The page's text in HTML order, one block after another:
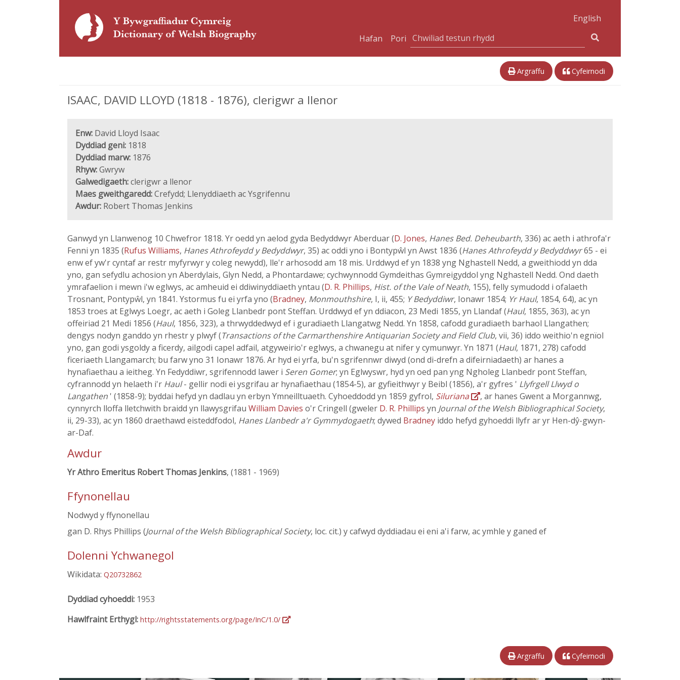
English
Hafan
Pori
Argraffu Cyfeirnodi
ISAAC, DAVID LLOYD (1818 - 1876), clerigwr a llenor
Enw: David Lloyd Isaac
Dyddiad geni: 1818
Dyddiad marw: 1876
Rhyw:Gwryw
Galwedigaeth:clerigwr a llenor
Maes gweithgaredd:Crefydd; Llenyddiaeth ac Ysgrifennu
Awdur: Robert Thomas Jenkins
Ganwyd yn Llanwenog 10 Chwefror 1818. Yr oedd yn aelod gyda Bedyddwyr Aberduar (D. Jones, Hanes Bed. Deheubarth, 336) ac aeth i athrofa'r
Fenni yn 1835 (Rufus Williams, Hanes Athrofeydd y Bedyddwyr, 35) ac oddi yno i Bontypŵl yn Awst 1836 (Hanes Athrofeydd y Bedyddwyr65 - ei
enw ef yw'r cyntaf ar restr myfyrwyr y coleg newydd), lle'r arhosodd am 18 mis. Urddwyd ef yn 1838 yng Nghastell Nedd, a gweithiodd yn dda
yno, gan sefydlu achosion yn Aberdylais, Glyn Nedd, a Phontardawe; cychwynnodd Gymdeithas Gymreigyddol yng Nghastell Nedd. Ond daeth
ymrafaelion i mewn i'w eglwys, ac amheuid ei ddiwinyddiaeth yntau (D. R. Phillips, Hist. of the Vale of Neath, 155), felly symudodd i ofalaeth
Trosnant, Pontypŵl, yn 1841. Ystormus fu ei yrfa yno (Bradney, Monmouthshire, I, ii, 455; Y Bedyddiwr, Ionawr 1854; Yr Haul, 1854, 64), ac yn
1853 troes at Eglwys Loegr, ac aeth i Goleg Llanbedr pont Steffan. Urddwyd ef yn ddiacon, 23 Medi 1855, yn Llandaf (Haul, 1855, 363), ac yn
offeiriad 21 Medi 1856 (Haul, 1856, 323), a thrwyddedwyd ef i guradiaeth Llangatwg Nedd. Yn 1858, cafodd guradiaeth barhaol Llangathen;
dengys nodyn ganddo yn rhestr y plwyf (Transactions of the Carmarthenshire Antiquarian Society and Field Club, vii, 36) iddo weithio'n egnïol
yno, gan godi ysgoldy a ficerdy, ailgodi capel adfail, atgyweirio'r eglwys, a chwanegu at nifer y cymunwyr. Yn 1871 (Haul, 1871, 278) cafodd
ficeriaeth Llangamarch; bu farw yno 31 Ionawr 1876. Ar hyd ei yrfa, bu'n sgrifennwr diwyd (ond di-drefn a difeirniadaeth) ar hanes a
hynafiaethau a ieitheg. Yn Fedyddiwr, sgrifennodd lawer i Seren Gomer; yn Eglwyswr, hyd yn oed pan yng Ngholeg Llanbedr pont Steffan,
cyfrannodd yn helaeth i'r Haul- gellir nodi ei ysgrifau ar hynafiaethau (1854-5), ar gyfieithwyr y Beibl (1856), a'r gyfres ' Llyfrgell Llwyd o
Langathen ' (1858-9); byddai hefyd yn dadlau yn erbyn Ymneilltuaeth. Cyhoeddodd yn 1859 gyfrol, Siluriana
, ar hanes Gwent a Morgannwg,
cynnyrch lloffa lletchwith braidd yn llawysgrifau William Davies o'r Cringell (gweler D. R. Phillips yn Journal of the Welsh Bibliographical Society,
ii, 29-33), ac yn 1860 draethawd eisteddfodol, Hanes Llanbedr a'r Gymmydogaeth; dywed Bradney iddo hefyd gyhoeddi llyfr ar yr Hen-dŷ-gwyn-
ar-Daf.
Awdur
Yr Athro Emeritus Robert Thomas Jenkins, (1881 - 1969)
Ffynonellau
Nodwyd y ffynonellau
gan D. Rhys Phillips (Journal of the Welsh Bibliographical Society, loc. cit.) y cafwyd dyddiadau ei eni a'i farw, ac ymhle y ganed ef
Dolenni Ychwanegol
Wikidata: Q20732862
Dyddiad cyhoeddi: 1953
Hawlfraint Erthygl: http://rightsstatements.org/page/InC/1.0/
Argraffu Cyfeirnodi